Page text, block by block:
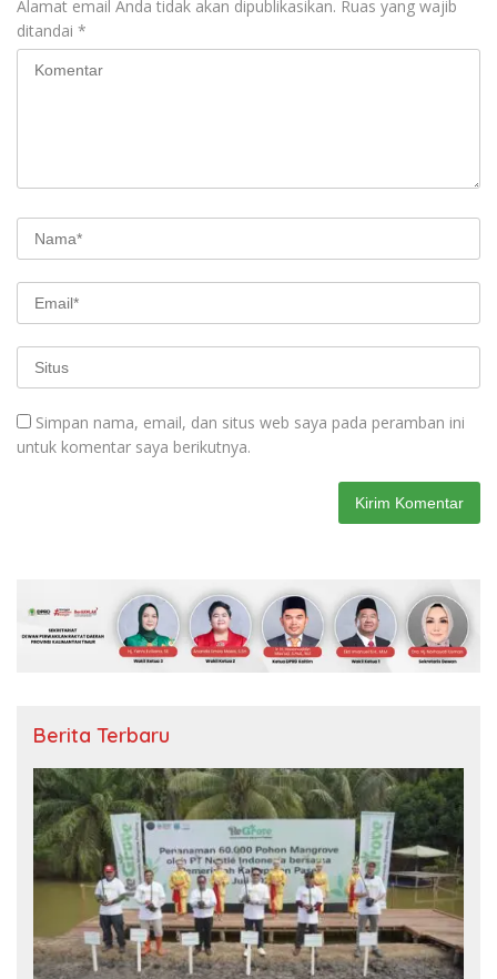
Alamat email Anda tidak akan dipublikasikan. Ruas yang wajib
ditandai *
Simpan nama, email, dan situs web saya pada peramban ini
untuk komentar saya berikutnya.
Berita Terbaru